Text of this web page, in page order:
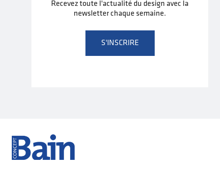
Recevez toute l'actualité du design avec la
newsletter chaque semaine.
S'INSCRIRE